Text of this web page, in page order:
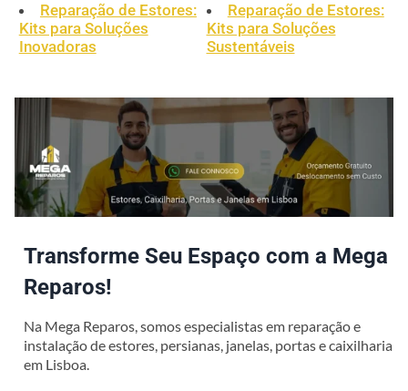
Reparação de Estores:
Kits para Soluções
Inovadoras
Reparação de Estores:
Kits para Soluções
Sustentáveis
Transforme Seu Espaço com a Mega
Reparos!
Na Mega Reparos, somos especialistas em reparação e
instalação de estores, persianas, janelas, portas e caixilharia
em Lisboa.